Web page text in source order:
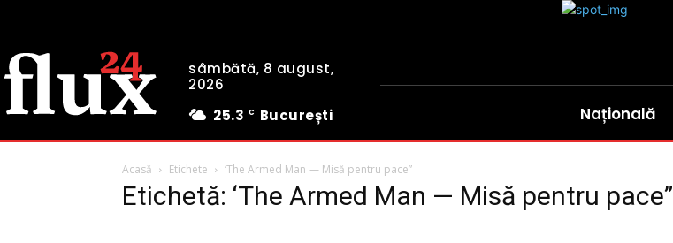
sâmbătă, 8 august,
2026
25.3 C București Națională
Acasă Etichete ‘The Armed Man — Misă pentru pace”
Etichetă: ‘The Armed Man — Misă pentru pace”